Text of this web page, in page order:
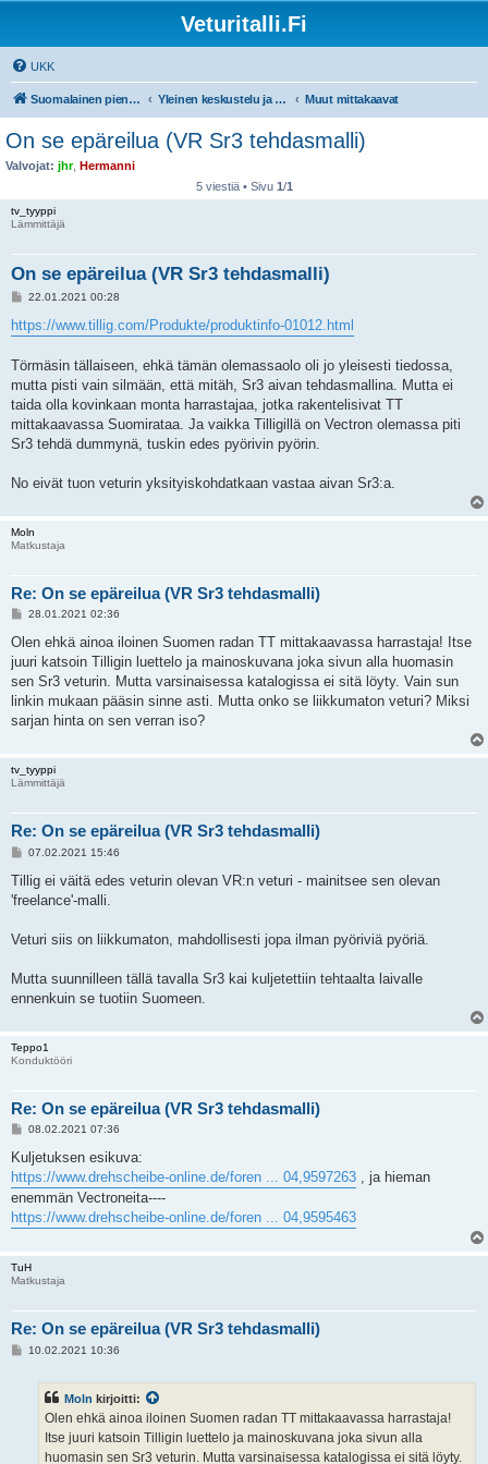
Veturitalli.Fi
UKK
Suomalainen pienoisrautatiefoorumi Yleinen keskustelu ja muut mittakaavat Muut mittakaavat
On se epäreilua (VR Sr3 tehdasmalli)
Valvojat: jhr, Hermanni
5 viestiä • Sivu 1/1
tv_tyyppi
Lämmittäjä
On se epäreilua (VR Sr3 tehdasmalli)
V
e
s
i
22.01.2021 00:28
https://www.tillig.com/Produkte/produktinfo-01012.html
Törmäsin tällaiseen, ehkä tämän olemassaolo oli jo yleisesti tiedossa,
mutta pisti vain silmään, että mitäh, Sr3 aivan tehdasmallina. Mutta ei
taida olla kovinkaan monta harrastajaa, jotka rakentelisivat TT
mittakaavassa Suomirataa. Ja vaikka Tilligillä on Vectron olemassa piti
Sr3 tehdä dummynä, tuskin edes pyörivin pyörin.
No eivät tuon veturin yksityiskohdatkaan vastaa aivan Sr3:a.
Moln
Matkustaja
Re: On se epäreilua (VR Sr3 tehdasmalli)
V
e
t
i
28.01.2021 02:36
Olen ehkä ainoa iloinen Suomen radan TT mittakaavassa harrastaja! Itse
juuri katsoin Tilligin luettelo ja mainoskuvana joka sivun alla huomasin
sen Sr3 veturin. Mutta varsinaisessa katalogissa ei sitä löyty. Vain sun
linkin mukaan pääsin sinne asti. Mutta onko se liikkumaton veturi? Miksi
sarjan hinta on sen verran iso?
tv_tyyppi
Lämmittäjä
Re: On se epäreilua (VR Sr3 tehdasmalli)
V
e
t
07.02.2021 15:46
Tillig ei väitä edes veturin olevan VR:n veturi - mainitsee sen olevan
'freelance'-malli.
Veturi siis on liikkumaton, mahdollisesti jopa ilman pyöriviä pyöriä.
Mutta suunnilleen tällä tavalla Sr3 kai kuljetettiin tehtaalta laivalle
ennenkuin se tuotiin Suomeen.
Teppo1
Konduktööri
Re: On se epäreilua (VR Sr3 tehdasmalli)
V
e
t
i
08.02.2021 07:36
Kuljetuksen esikuva:
https://www.drehscheibe-online.de/foren ... 04,9597263 , ja hieman
enemmän Vectroneita----
https://www.drehscheibe-online.de/foren ... 04,9595463
TuH
Matkustaja
Re: On se epäreilua (VR Sr3 tehdasmalli)
V10.02.2021 10:36
Moln kirjoitti:
Olen ehkä ainoa iloinen Suomen radan TT mittakaavassa harrastaja!
Itse juuri katsoin Tilligin luettelo ja mainoskuvana joka sivun alla
huomasin sen Sr3 veturin. Mutta varsinaisessa katalogissa ei sitä löyty.